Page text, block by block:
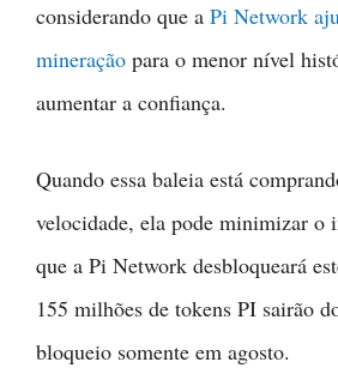
considerando que a Pi Network
mineração para o menor nível
aumentar a confiança.
Quando essa baleia está
velocidade, ela pode minimizar o
que a Pi Network desbloqueará
155 milhões de tokens PI sairão
bloqueio somente em agosto.